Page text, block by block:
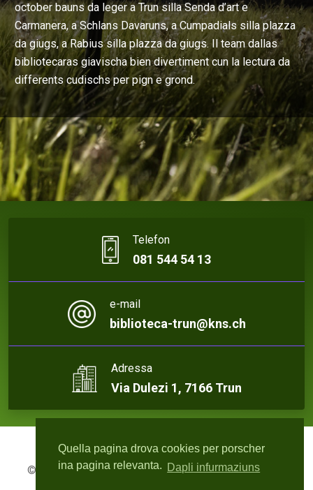
Quella pagina drova cookies per porscher
ina pagina relevanta. Dapli infurmaziuns
october bauns da leger a Trun silla Senda d’art e
Carmanera, a Schlans Davaruns, a Cumpadials silla plazza
da giugs, a Rabius silla plazza da giugs. Il team dallas
bibliotecaras giavischa bien divertiment cun la lectura da
differents cudischs per pign e grond.
Telefon
081 544 54 13
e-mail
biblioteca-trun@kns.ch
Adressa
Via Dulezi 1, 7166 Trun
© 2026 Biblioteca Trun | Webdesign:rute4.ch - Roger